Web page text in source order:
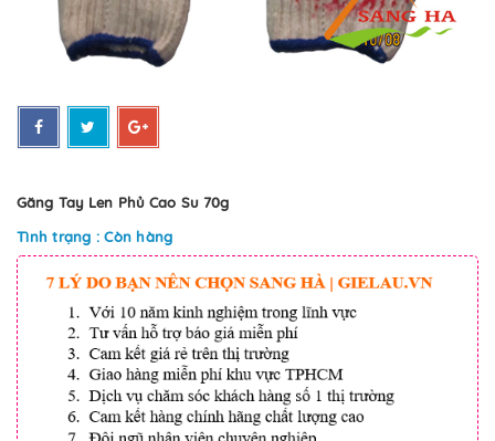
Găng Tay Len Phủ Cao Su 70g
Tình trạng : Còn hàng